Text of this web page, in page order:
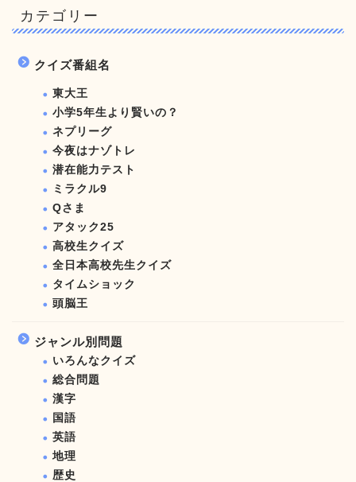
カテゴリー
クイズ番組名
東大王
小学5年生より賢いの？
ネプリーグ
今夜はナゾトレ
潜在能力テスト
ミラクル9
Qさま
アタック25
高校生クイズ
全日本高校先生クイズ
タイムショック
頭脳王
ジャンル別問題
いろんなクイズ
総合問題
漢字
国語
英語
地理
歴史